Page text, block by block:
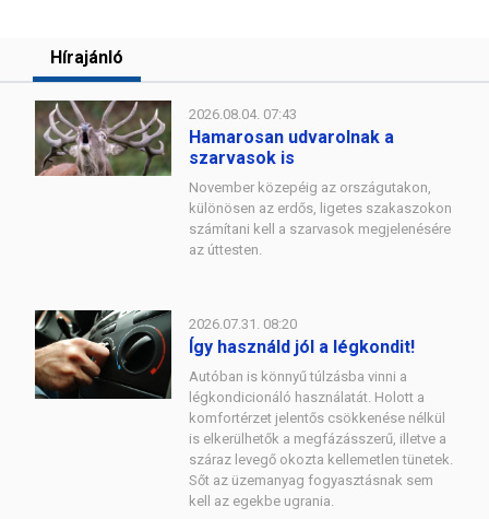
Hírajánló
2026.08.04. 07:43
Hamarosan udvarolnak a
szarvasok is
November közepéig az országutakon,
különösen az erdős, ligetes szakaszokon
számítani kell a szarvasok megjelenésére
az úttesten.
2026.07.31. 08:20
Így használd jól a légkondit!
Autóban is könnyű túlzásba vinni a
légkondicionáló használatát. Holott a
komfortérzet jelentős csökkenése nélkül
is elkerülhetők a megfázásszerű, illetve a
száraz levegő okozta kellemetlen tünetek.
Sőt az üzemanyag fogyasztásnak sem
kell az egekbe ugrania.